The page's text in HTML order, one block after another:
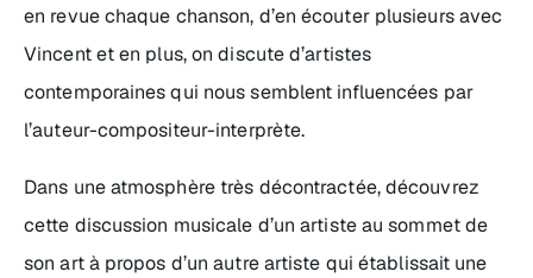
en revue chaque chanson, d’en écouter plusieurs avec
Vincent et en plus, on discute d’artistes
contemporaines qui nous semblent influencées par
l’auteur-compositeur-interprète.
Dans une atmosphère très décontractée, découvrez
cette discussion musicale d’un artiste au sommet de
son art à propos d’un autre artiste qui établissait une